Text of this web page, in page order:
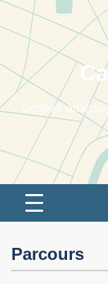
Gestion,
Parcours